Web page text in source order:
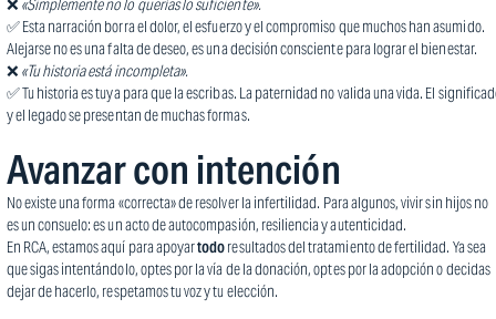
❌ «Simplemente no lo querías lo suficiente».
✅ Esta narración borra el dolor, el esfuerzo y el compromiso que muchos han asumido.
Alejarse no es una falta de deseo, es una decisión consciente para lograr el bienestar.
❌ «Tu historia está incompleta».
✅ Tu historia es tuya para que la escribas. La paternidad no valida una vida. El
y el legado se presentan de muchas formas.
Avanzar con intención
No existe una forma «correcta» de resolver la infertilidad. Para algunos, vivir sin hijos no
es un consuelo: es un acto de autocompasión, resiliencia y autenticidad.
En RCA, estamos aquí para apoyartodoresultados del tratamiento de fertilidad. Ya sea
que sigas intentándolo, optes por la vía de la donación, optes por la adopción o decidas
dejar de hacerlo, respetamos tu voz y tu elección.